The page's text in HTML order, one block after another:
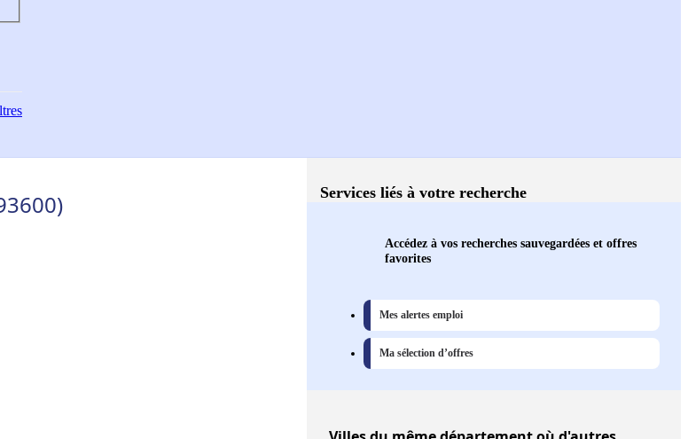
Services liés à votre recherche
Accédez à vos recherches sauvegardées et offres
favorites
Mes alertes emploi
Ma sélection d’offres